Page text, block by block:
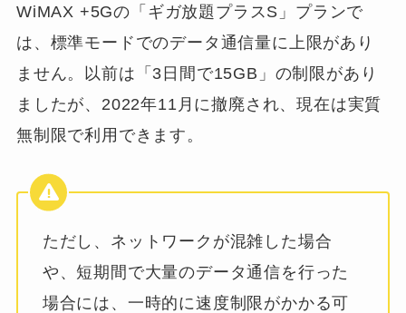
WiMAX +5Gの「ギガ放題プラスS」プランで
は、標準モードでのデータ通信量に上限があり
ません。以前は「3日間で15GB」の制限があり
ましたが、2022年11月に撤廃され、現在は実質
無制限で利用できます。
ただし、ネットワークが混雑した場合
や、短期間で大量のデータ通信を行った
場合には、一時的に速度制限がかかる可